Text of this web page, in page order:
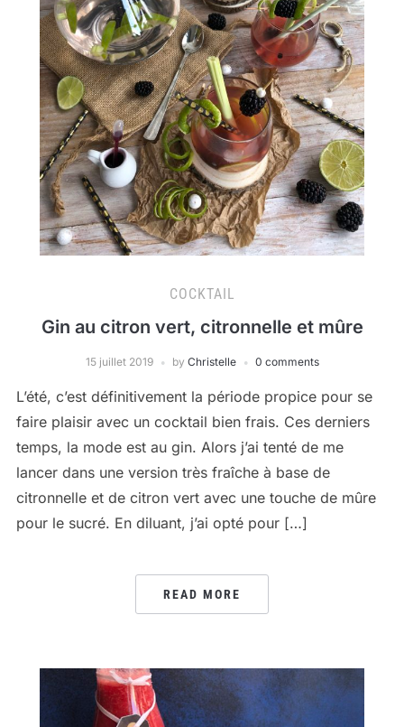
COCKTAIL
Gin au citron vert, citronnelle et mûre
15 juillet 2019 by Christelle 0 comments
L’été, c’est définitivement la période propice pour se
faire plaisir avec un cocktail bien frais. Ces derniers
temps, la mode est au gin. Alors j’ai tenté de me
lancer dans une version très fraîche à base de
citronnelle et de citron vert avec une touche de mûre
pour le sucré. En diluant, j’ai opté pour […]
READ MORE